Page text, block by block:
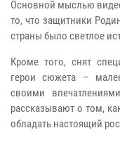
Основной мыслью
то, что защитники
страны было светлое
Кроме того, снят
герои сюжета –
своими
рассказывают о том,
обладать настоящий